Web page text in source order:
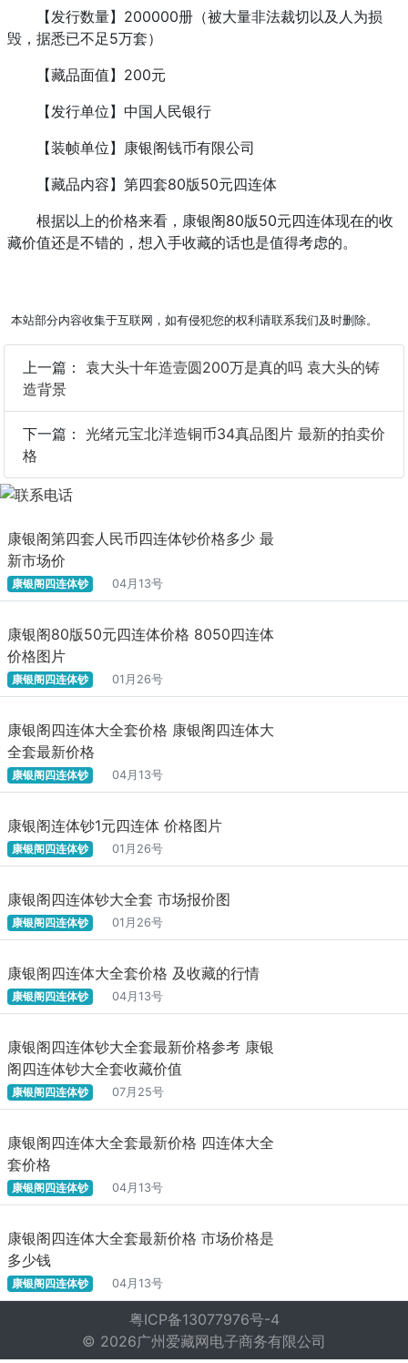
【发行数量】200000册（被大量非法裁切以及人为损
毁，据悉已不足5万套）
【藏品面值】200元
【发行单位】中国人民银行
【装帧单位】康银阁钱币有限公司
【藏品内容】第四套80版50元四连体
根据以上的价格来看，康银阁80版50元四连体现在的收
藏价值还是不错的，想入手收藏的话也是值得考虑的。
本站部分内容收集于互联网，如有侵犯您的权利请联系我们及时删除。
上一篇： 袁大头十年造壹圆200万是真的吗 袁大头的铸
造背景
下一篇： 光绪元宝北洋造铜币34真品图片 最新的拍卖价
格
康银阁第四套人民币四连体钞价格多少 最
新市场价
康银阁四连体钞 04月13号
康银阁80版50元四连体价格 8050四连体
价格图片
康银阁四连体钞 01月26号
康银阁四连体大全套价格 康银阁四连体大
全套最新价格
康银阁四连体钞 04月13号
康银阁连体钞1元四连体 价格图片
康银阁四连体钞 01月26号
康银阁四连体钞大全套 市场报价图
康银阁四连体钞 01月26号
康银阁四连体大全套价格 及收藏的行情
康银阁四连体钞 04月13号
康银阁四连体钞大全套最新价格参考 康银
阁四连体钞大全套收藏价值
康银阁四连体钞 07月25号
康银阁四连体大全套最新价格 四连体大全
套价格
康银阁四连体钞 04月13号
康银阁四连体大全套最新价格 市场价格是
多少钱
康银阁四连体钞 04月13号
粤ICP备13077976号-4
© 2026广州爱藏网电子商务有限公司